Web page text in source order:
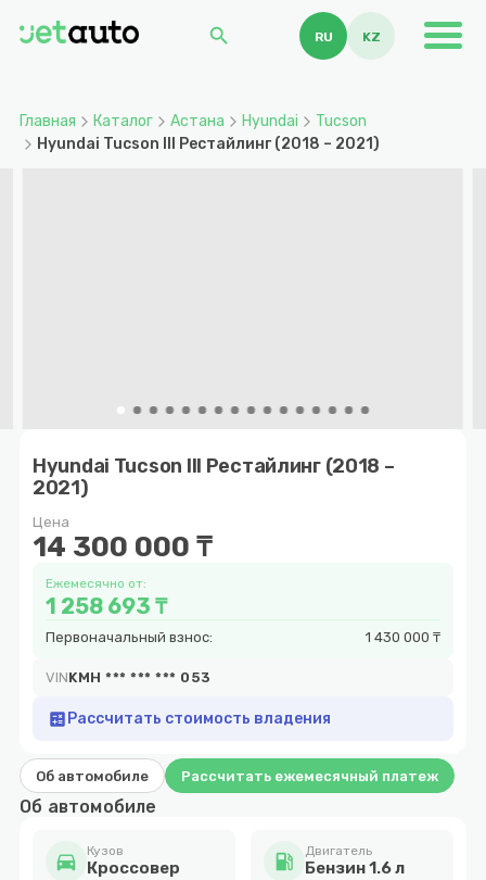
search RU KZ
Главная Каталог Астана Hyundai
Tucson
Hyundai Tucson III Рестайлинг (2018 – 2021)
Hyundai Tucson III Рестайлинг (2018 –
2021)
Цена
14 300 000 ₸
Ежемесячно от:
1 258 693 ₸
Первоначальный взнос: 1 430 000 ₸
VINKMH *** *** *** 053
calculate Рассчитать стоимость владения
Об автомобиле Рассчитать ежемесячный платеж
Об автомобиле
directions_car Кузов
Кроссовер local_gas_station Двигатель
Бензин 1.6 л